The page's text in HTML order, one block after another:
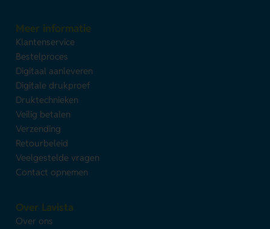
Meer informatie
Klantenservice
Bestelproces
Digitaal aanleveren
Digitale drukproef
Druktechnieken
Veilig betalen
Verzending
Retourbeleid
Veelgestelde vragen
Contact opnemen
Over Lavista
Over ons